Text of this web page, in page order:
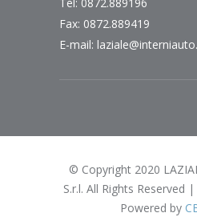
Fax: 0872.889419
E-mail:
© Copyright 2020
S.r.l. All Rights Reserved
Powered by